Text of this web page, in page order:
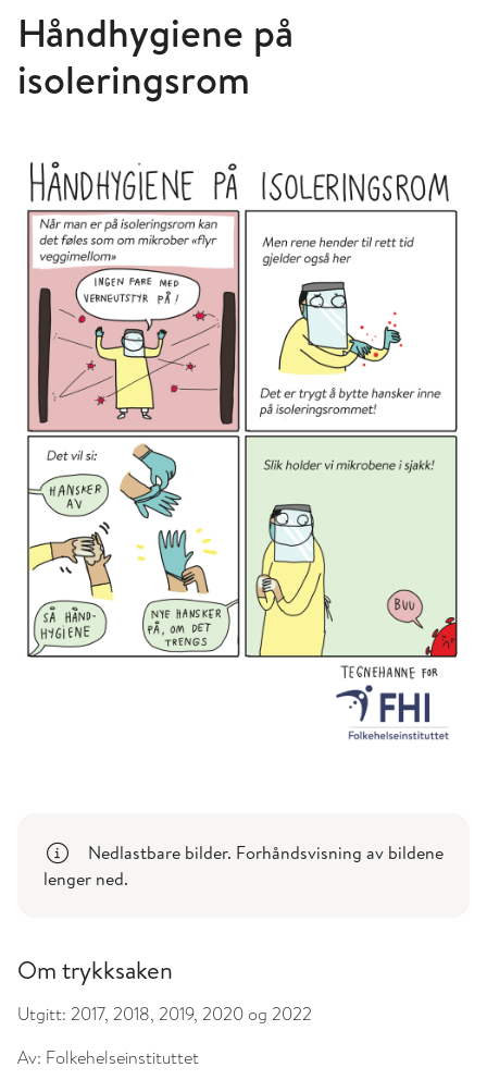
Håndhygiene på
isoleringsrom
Nedlastbare bilder. Forhåndsvisning av bildene
lenger ned.
Om trykksaken
Utgitt: 2017, 2018, 2019, 2020 og 2022
Av: Folkehelseinstituttet